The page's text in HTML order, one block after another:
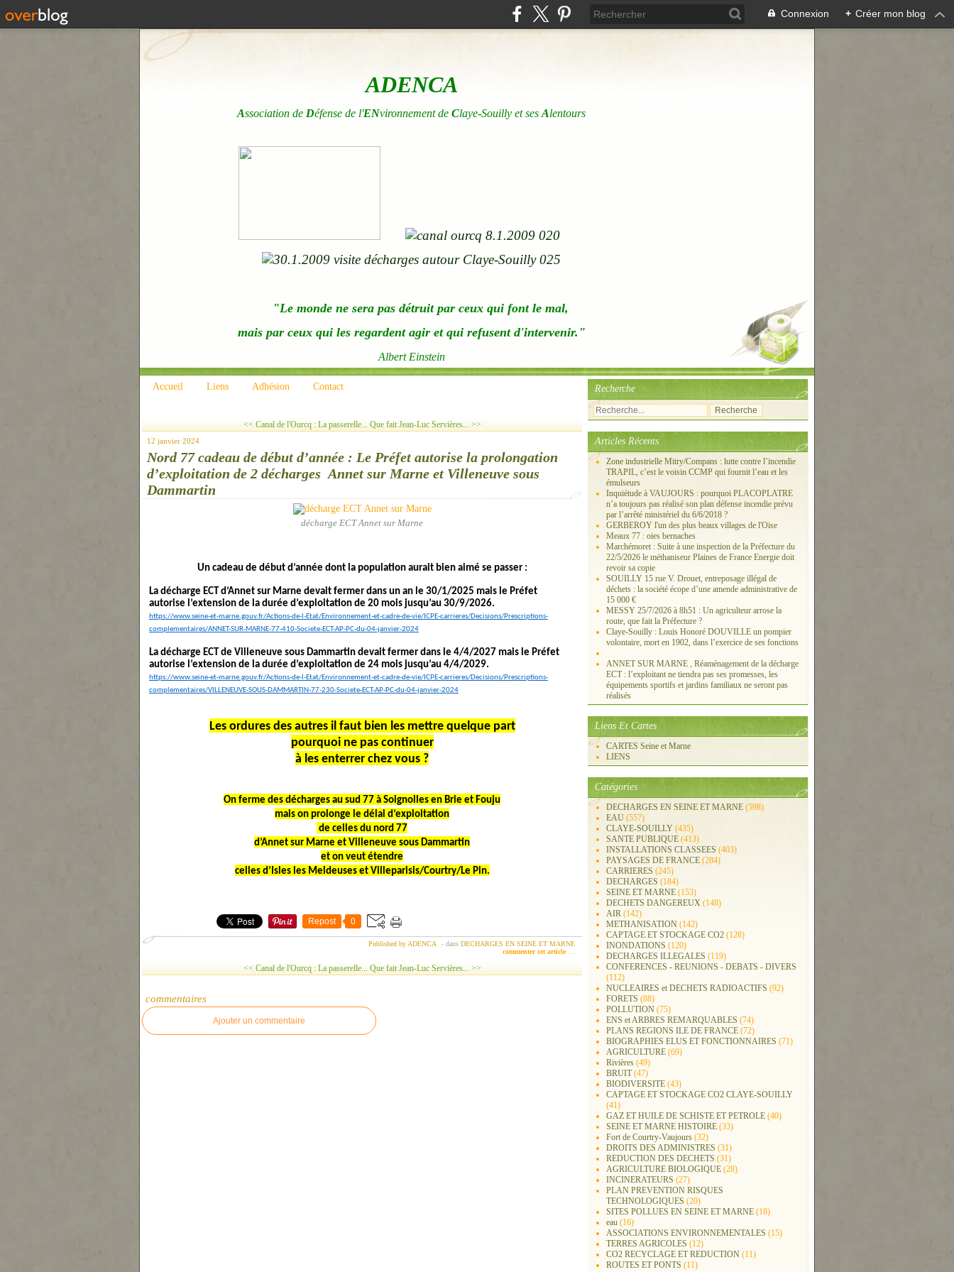
Connexion + Créer mon blog
ADENCA
Association de Défense de l'ENvironnement de Claye-Souilly et ses Alentours
"Le monde ne sera pas détruit par ceux qui font le mal,
mais par ceux qui les regardent agir et qui refusent d'intervenir."
Albert Einstein
Accueil Liens Adhésion Contact
<< Canal de l'Ourcq : La passerelle... Que fait Jean-Luc Servières... >>
12 janvier 2024
Nord 77 cadeau de début d’année : Le Préfet autorise la prolongation
d’exploitation de 2 décharges Annet sur Marne et Villeneuve sous
Dammartin
décharge ECT Annet sur Marne
Un cadeau de début d’année dont la population aurait bien aimé se passer :
La décharge ECT d’Annet sur Marne devait fermer dans un an le 30/1/2025 mais le Préfet
autorise l’extension de la durée d’exploitation de 20 mois jusqu’au 30/9/2026.
https://www.seine-et-marne.gouv.fr/Actions-de-l-Etat/Environnement-et-cadre-de-vie/ICPE-carrieres/Decisions/Prescriptions-
complementaires/ANNET-SUR-MARNE-77-410-Societe-ECT-AP-PC-du-04-janvier-2024
La décharge ECT de Villeneuve sous Dammartin devait fermer dans le 4/4/2027 mais le Préfet
autorise l’extension de la durée d’exploitation de 24 mois jusqu’au 4/4/2029.
https://www.seine-et-marne.gouv.fr/Actions-de-l-Etat/Environnement-et-cadre-de-vie/ICPE-carrieres/Decisions/Prescriptions-
complementaires/VILLENEUVE-SOUS-DAMMARTIN-77-230-Societe-ECT-AP-PC-du-04-janvier-2024
Les ordures des autres il faut bien les mettre quelque part
pourquoi ne pas continuer
à les enterrer chez vous ?
On ferme des décharges au sud 77 à Soignolles en Brie et Fouju
mais on prolonge le délai d’exploitation
de celles du nord 77
d’Annet sur Marne et Villeneuve sous Dammartin
et on veut étendre
celles d’Isles les Meldeuses et Villeparisis/Courtry/Le Pin.
Repost 0
Published by ADENCA - dans DECHARGES EN SEINE ET MARNE
commenter cet article
<< Canal de l'Ourcq : La passerelle... Que fait Jean-Luc Servières... >>
commentaires
Ajouter un commentaire
Recherche
Articles Récents
Zone industrielle Mitry/Compans : lutte contre l’incendie
TRAPIL, c’est le voisin CCMP qui fournit l’eau et les
émulseurs
Inquiétude à VAUJOURS : pourquoi PLACOPLATRE
n’a toujours pas réalisé son plan défense incendie prévu
par l’arrêté ministériel du 6/6/2018 ?
GERBEROY l'un des plus beaux villages de l'Oise
Meaux 77 : oies bernaches
Marchémoret : Suite à une inspection de la Préfecture du
22/5/2026 le méthaniseur Plaines de France Energie doit
revoir sa copie
SOUILLY 15 rue V. Drouet, entreposage illégal de
déchets : la société écope d’une amende administrative de
15 000 €
MESSY 25/7/2026 à 8h51 : Un agriculteur arrose la
route, que fait la Préfecture ?
Claye-Souilly : Louis Honoré DOUVILLE un pompier
volontaire, mort en 1902, dans l’exercice de ses fonctions
ANNET SUR MARNE , Réaménagement de la décharge
ECT : l’exploitant ne tiendra pas ses promesses, les
équipements sportifs et jardins familiaux ne seront pas
réalisés
Liens Et Cartes
CARTES Seine et Marne
LIENS
Catégories
DECHARGES EN SEINE ET MARNE (598)
EAU (557)
CLAYE-SOUILLY (435)
SANTE PUBLIQUE (413)
INSTALLATIONS CLASSEES (403)
PAYSAGES DE FRANCE (284)
CARRIERES (245)
DECHARGES (184)
SEINE ET MARNE (153)
DECHETS DANGEREUX (148)
AIR (142)
METHANISATION (142)
CAPTAGE ET STOCKAGE CO2 (128)
INONDATIONS (120)
DECHARGES ILLEGALES (119)
CONFERENCES - REUNIONS - DEBATS - DIVERS
(112)
NUCLEAIRES et DECHETS RADIOACTIFS (92)
FORETS (88)
POLLUTION (75)
ENS et ARBRES REMARQUABLES (74)
PLANS REGIONS ILE DE FRANCE (72)
BIOGRAPHIES ELUS ET FONCTIONNAIRES (71)
AGRICULTURE (69)
Rivières (49)
BRUIT(47)
BIODIVERSITE (43)
CAPTAGE ET STOCKAGE CO2 CLAYE-SOUILLY
(41)
GAZ ET HUILE DE SCHISTE ET PETROLE (40)
SEINE ET MARNE HISTOIRE (33)
Fort de Courtry-Vaujours (32)
DROITS DES ADMINISTRES (31)
REDUCTION DES DECHETS (31)
AGRICULTURE BIOLOGIQUE (28)
INCINERATEURS (27)
PLAN PREVENTION RISQUES
TECHNOLOGIQUES (20)
SITES POLLUES EN SEINE ET MARNE (18)
eau (16)
ASSOCIATIONS ENVIRONNEMENTALES (15)
TERRES AGRICOLES (12)
CO2 RECYCLAGE ET REDUCTION (11)
ROUTES ET PONTS (11)